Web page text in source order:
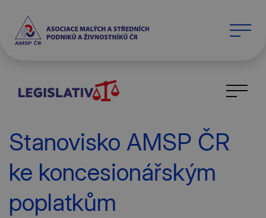
Stanovisko AMSP ČR
ke koncesionářským
poplatkům